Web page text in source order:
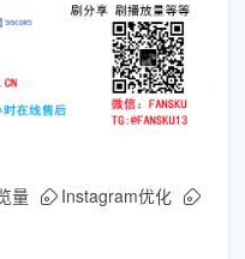
量
Instagram优化